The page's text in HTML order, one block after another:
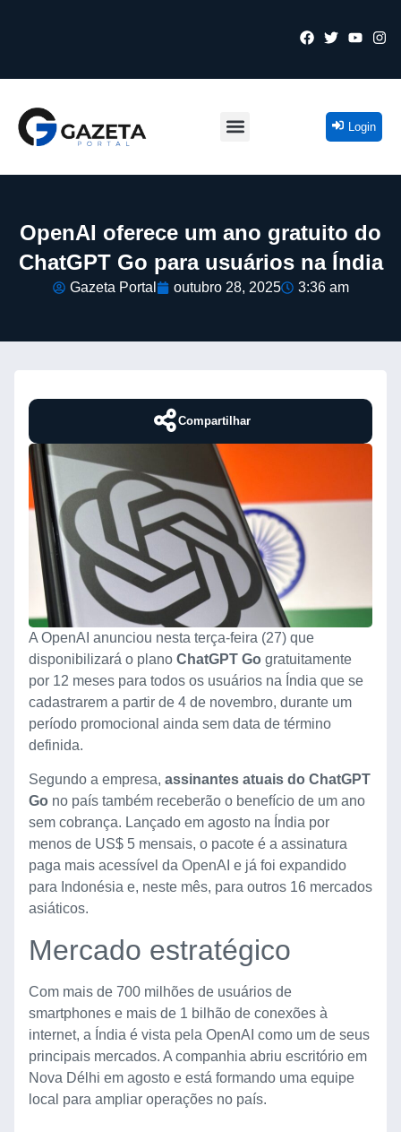
Login
OpenAI oferece um ano gratuito do
ChatGPT Go para usuários na Índia
Gazeta Portal outubro 28, 2025 3:36 am
Compartilhar
​A OpenAI anunciou nesta terça-feira (27) que
disponibilizará o plano ChatGPT Go gratuitamente
por 12 meses para todos os usuários na Índia que se
cadastrarem a partir de 4 de novembro, durante um
período promocional ainda sem data de término
definida.
Segundo a empresa, assinantes atuais do ChatGPT
Go no país também receberão o benefício de um ano
sem cobrança. Lançado em agosto na Índia por
menos de US$ 5 mensais, o pacote é a assinatura
paga mais acessível da OpenAI e já foi expandido
para Indonésia e, neste mês, para outros 16 mercados
asiáticos.
Mercado estratégico
Com mais de 700 milhões de usuários de
smartphones e mais de 1 bilhão de conexões à
internet, a Índia é vista pela OpenAI como um de seus
principais mercados. A companhia abriu escritório em
Nova Délhi em agosto e está formando uma equipe
local para ampliar operações no país.